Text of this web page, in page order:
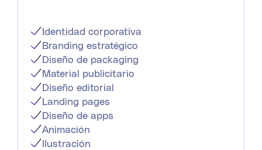
Identidad corporativa
Branding estratégico
Diseño de packaging
Material publicitario
Diseño editorial
Landing pages
Diseño de apps
Animación
Ilustración